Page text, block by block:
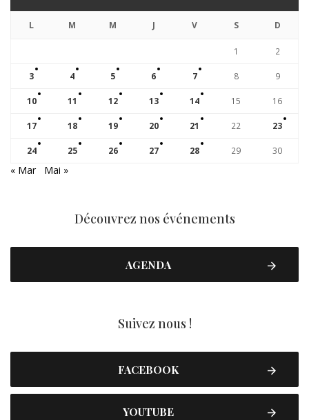
L M M J V S D
1 2
3 4 5 6 7 8 9
10 11 12 13 14 15 16
17 18 19 20 21 22 23
24 25 26 27 28 29 30
« Mar Mai »
Découvrez nos événements
AGENDA
Suivez nous !
FACEBOOK
YOUTUBE